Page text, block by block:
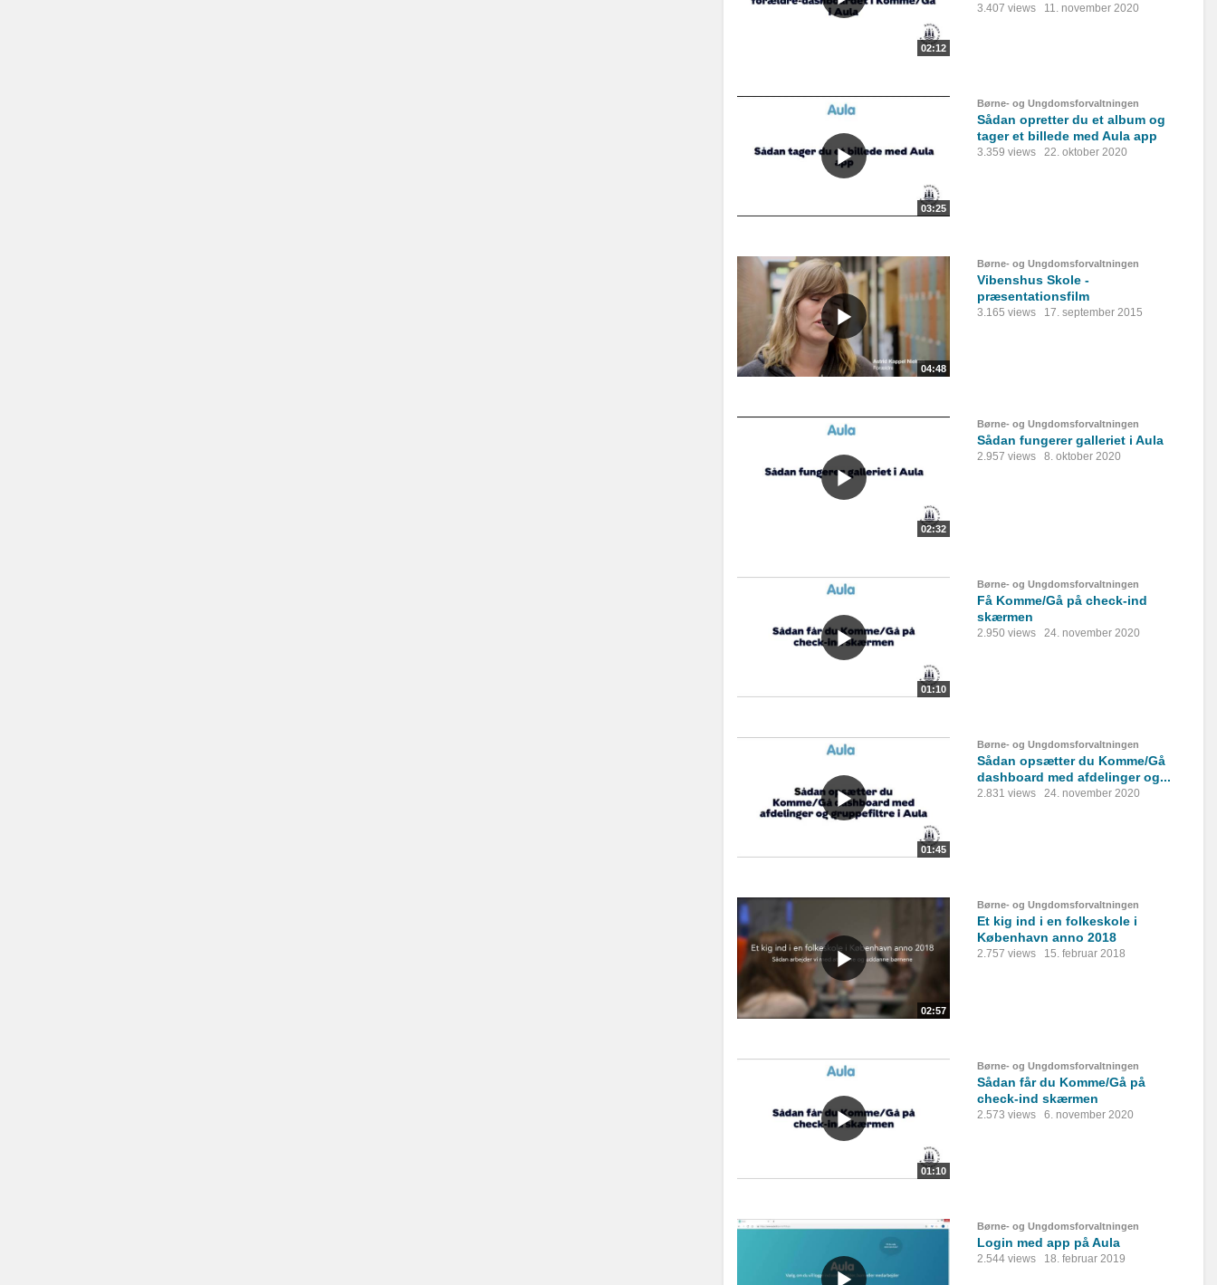
02:12
3.407 views 11. november 2020
03:25
Børne- og Ungdomsforvaltningen
Sådan opretter du et album og
tager et billede med Aula app
3.359 views 22. oktober 2020
04:48
Børne- og Ungdomsforvaltningen
Vibenshus Skole -
præsentationsfilm
3.165 views 17. september 2015
02:32
Børne- og Ungdomsforvaltningen
Sådan fungerer galleriet i Aula
2.957 views 8. oktober 2020
01:10
Børne- og Ungdomsforvaltningen
Få Komme/Gå på check-ind
skærmen
2.950 views 24. november 2020
01:45
Børne- og Ungdomsforvaltningen
Sådan opsætter du Komme/Gå
dashboard med afdelinger og...
2.831 views 24. november 2020
02:57
Børne- og Ungdomsforvaltningen
Et kig ind i en folkeskole i
København anno 2018
2.757 views 15. februar 2018
01:10
Børne- og Ungdomsforvaltningen
Sådan får du Komme/Gå på
check-ind skærmen
2.573 views 6. november 2020
Børne- og Ungdomsforvaltningen
Login med app på Aula
2.544 views 18. februar 2019